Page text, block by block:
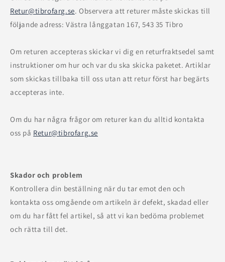
Retur@tibrofarg.se. Observera att returer måste skickas till
följande adress: Västra långgatan 167, 543 35 Tibro
Om returen accepteras skickar vi dig en returfraktsedel samt
instruktioner om hur och var du ska skicka paketet. Artiklar
som skickas tillbaka till oss utan att retur först har begärts
accepteras inte.
Om du har några frågor om returer kan du alltid kontakta
oss på Retur@tibrofarg.se
Skador och problem
Kontrollera din beställning när du tar emot den och
kontakta oss omgående om artikeln är defekt, skadad eller
om du har fått fel artikel, så att vi kan bedöma problemet
och rätta till det.